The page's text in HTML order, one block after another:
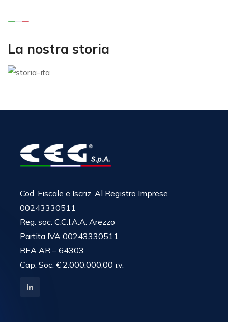
La nostra storia
Cod. Fiscale e Iscriz. Al Registro Imprese
00243330511
Reg. soc. C.C.I.A.A. Arezzo
Partita IVA 00243330511
REA AR – 64303
Cap. Soc. € 2.000.000,00 i.v.